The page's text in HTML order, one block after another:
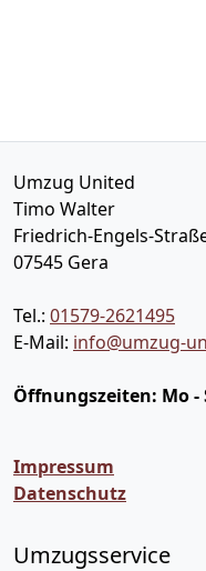
Umzug United
Timo Walter
Friedrich-Engels-
07545 Gera
Tel.: 01579-2621495
E-Mail: info@umzug-
Öffnungszeiten: Mo -
Impressum
Datenschutz
Umzugsservice